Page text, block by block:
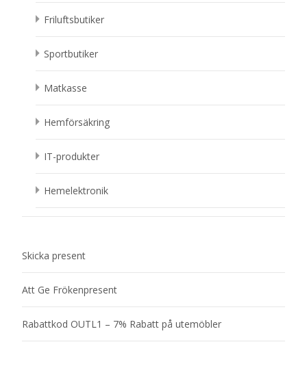
Friluftsbutiker
Sportbutiker
Matkasse
Hemförsäkring
IT-produkter
Hemelektronik
Skicka present
Att Ge Frökenpresent
Rabattkod OUTL1 – 7% Rabatt på utemöbler